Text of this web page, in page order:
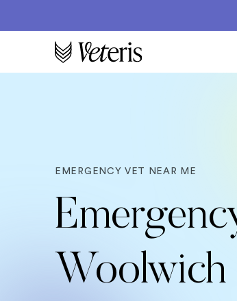
EMERGENCY VET NEAR ME
Woolwich